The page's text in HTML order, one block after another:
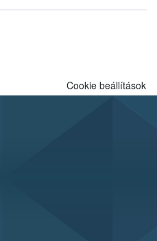
megfelelő hőkezelés, valamint a
Programja összegyűjtötte a
Cookie beállítások